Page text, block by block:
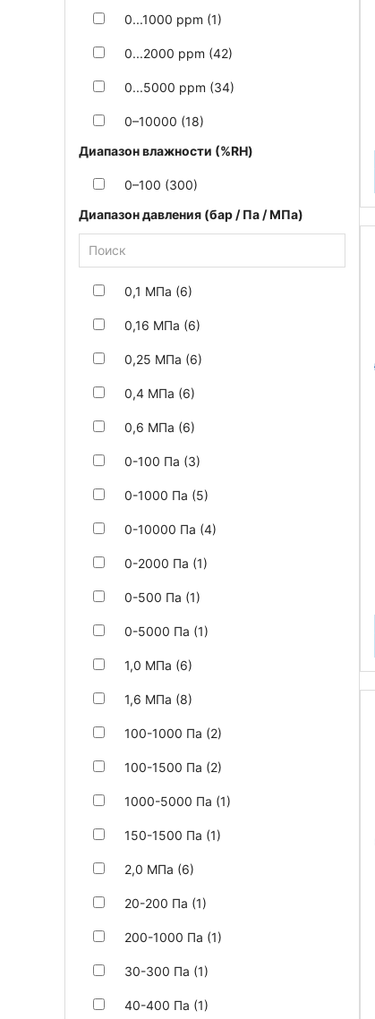
0...1000 ppm (1)
0...2000 ppm (42)
0...5000 ppm (34)
0–10000 (18)
Диапазон влажности (%RH)
0–100 (300)
Диапазон давления (бар / Па / МПа)
0,1 МПа (6)
0,16 МПа (6)
0,25 МПа (6)
0,4 МПа (6)
0,6 МПа (6)
0-100 Па (3)
0-1000 Па (5)
0-10000 Па (4)
0-2000 Па (1)
0-500 Па (1)
0-5000 Па (1)
1,0 МПа (6)
1,6 МПа (8)
100-1000 Па (2)
100-1500 Па (2)
1000-5000 Па (1)
150-1500 Па (1)
2,0 МПа (6)
20-200 Па (1)
200-1000 Па (1)
30-300 Па (1)
40-400 Па (1)